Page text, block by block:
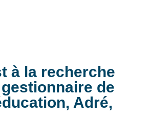
à la recherche
gestionnaire de
Adré,